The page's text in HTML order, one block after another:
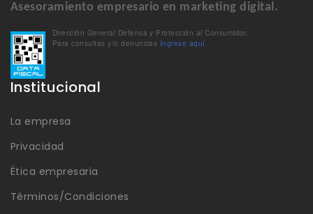
Asesoramiento empresario en marketing digital.
Dirección General Defensa y Protección al Consumidor.
Para consultas y/o denuncias Ingrese aquí
Institucional
La empresa
Privacidad
Ética empresaria
Términos/Condiciones